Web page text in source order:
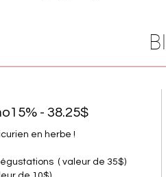
- 38.25$
en herbe !
( valeur de 35$)